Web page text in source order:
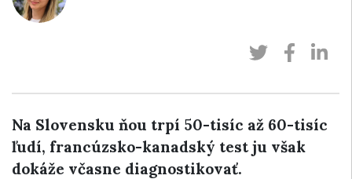
Na Slovensku ňou trpí 50-tisíc až 60-tisíc
ľudí, francúzsko-kanadský test ju však
dokáže včasne diagnostikovať.